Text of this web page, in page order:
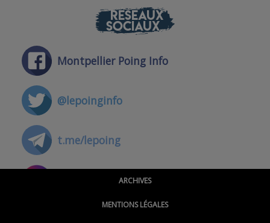
RÉSEAUX
SOCIAUX
Montpellier Poing Info
@lepoinginfo
t.me/lepoing
@montpellierpoinginfo
ARCHIVES
MENTIONS LÉGALES